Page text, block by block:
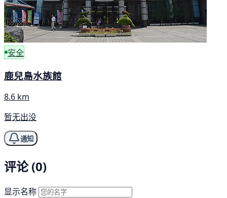
安全
鹿兒島水族館
8.6 km
暂无出没
通知
评论 (0)
显示名称